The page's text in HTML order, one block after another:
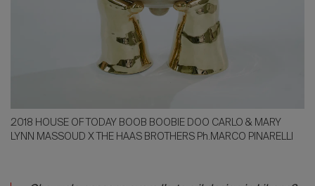
2018 HOUSE OF TODAY BOOB BOOBIE DOO CARLO & MARY
LYNN MASSOUD X THE HAAS BROTHERS Ph.MARCO PINARELLI